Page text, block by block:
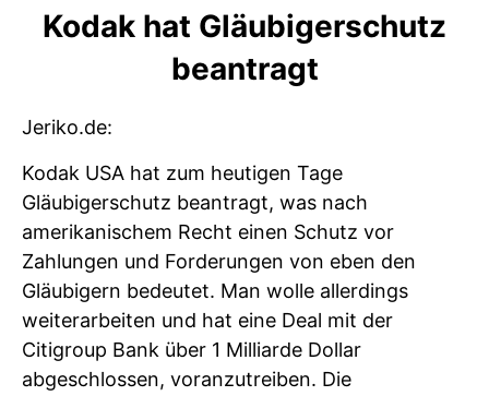
Kodak hat Gläubigerschutz
beantragt
Jeriko.de:
Kodak USA hat zum heutigen Tage
Gläubigerschutz beantragt, was nach
amerikanischem Recht einen Schutz vor
Zahlungen und Forderungen von eben den
Gläubigern bedeutet. Man wolle allerdings
weiterarbeiten und hat eine Deal mit der
Citigroup Bank über 1 Milliarde Dollar
abgeschlossen, voranzutreiben. Die